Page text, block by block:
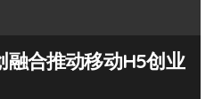
融合推动移动H5创业